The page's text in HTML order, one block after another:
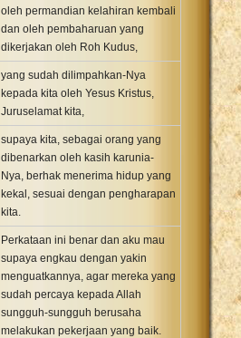
oleh permandian kelahiran kembali
dan oleh pembaharuan yang
dikerjakan oleh Roh Kudus,
yang sudah dilimpahkan-Nya
kepada kita oleh Yesus Kristus,
Juruselamat kita,
supaya kita, sebagai orang yang
dibenarkan oleh kasih karunia-
Nya, berhak menerima hidup yang
kekal, sesuai dengan pengharapan
kita.
Perkataan ini benar dan aku mau
supaya engkau dengan yakin
menguatkannya, agar mereka yang
sudah percaya kepada Allah
sungguh-sungguh berusaha
melakukan pekerjaan yang baik.